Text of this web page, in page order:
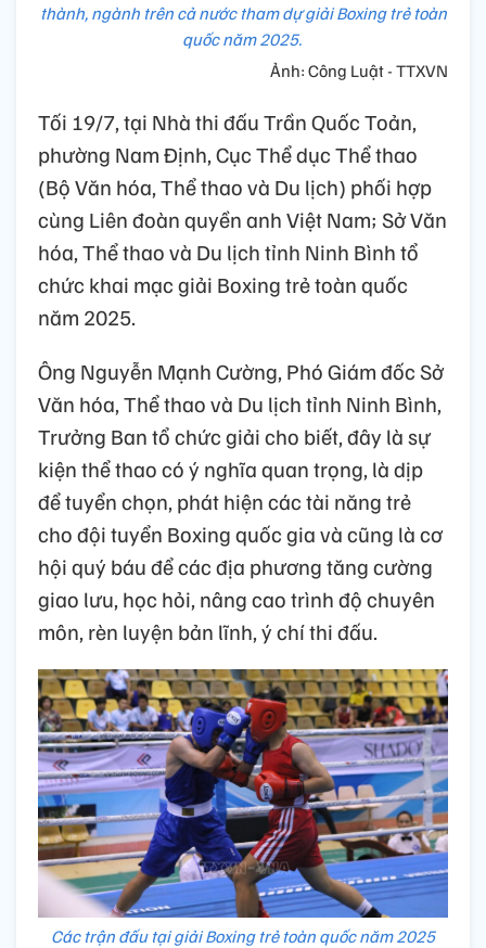
thành, ngành trên cả nước tham dự giải Boxing trẻ toàn
quốc năm 2025.
Ảnh: Công Luật - TTXVN
Tối 19/7, tại Nhà thi đấu Trần Quốc Toản,
phường Nam Định, Cục Thể dục Thể thao
(Bộ Văn hóa, Thể thao và Du lịch) phối hợp
cùng Liên đoàn quyền anh Việt Nam; Sở Văn
hóa, Thể thao và Du lịch tỉnh Ninh Bình tổ
chức khai mạc giải Boxing trẻ toàn quốc
năm 2025.
Ông Nguyễn Mạnh Cường, Phó Giám đốc Sở
Văn hóa, Thể thao và Du lịch tỉnh Ninh Bình,
Trưởng Ban tổ chức giải cho biết, đây là sự
kiện thể thao có ý nghĩa quan trọng, là dịp
để tuyển chọn, phát hiện các tài năng trẻ
cho đội tuyển Boxing quốc gia và cũng là cơ
hội quý báu để các địa phương tăng cường
giao lưu, học hỏi, nâng cao trình độ chuyên
môn, rèn luyện bản lĩnh, ý chí thi đấu.
Các trận đấu tại giải Boxing trẻ toàn quốc năm 2025